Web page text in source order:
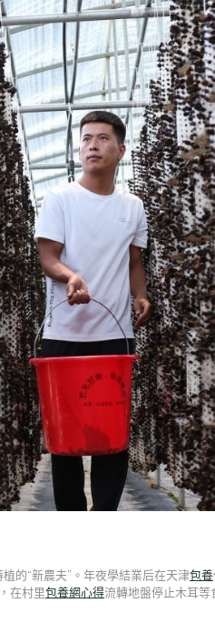
的“新農夫”。年夜學結業后在天津包養
在村里包養網心得流轉地盤停止木耳等